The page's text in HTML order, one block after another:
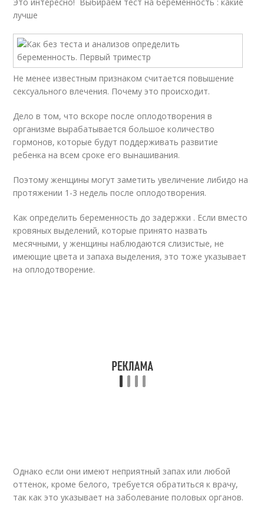
лучше
Не менее известным признаком считается повышение
сексуального влечения. Почему это происходит.
Дело в том, что вскоре после оплодотворения в
организме вырабатывается большое количество
гормонов, которые будут поддерживать развитие
ребенка на всем сроке его вынашивания.
Поэтому женщины могут заметить увеличение либидо на
протяжении 1-3 недель после оплодотворения.
Как определить беременность до задержки . Если вместо
кровяных выделений, которые принято назвать
месячными, у женщины наблюдаются слизистые, не
имеющие цвета и запаха выделения, это тоже указывает
на оплодотворение.
Однако если они имеют неприятный запах или любой
оттенок, кроме белого, требуется обратиться к врачу,
так как это указывает на заболевание половых органов.